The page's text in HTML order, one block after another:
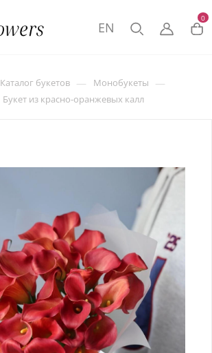
0
EN
Каталог букетов — Монобукеты —
Букет из красно-оранжевых калл